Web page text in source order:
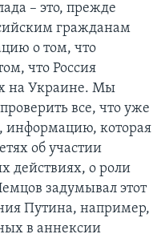
– это, прежде
гражданам
о том, что
что Россия
на Украине. Мы
все, что уже
информацию, которая
об участии
действиях, о роли
задумывал этот
Путина, например,
в аннексии